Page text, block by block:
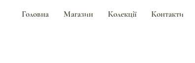
Головна Магазин Колекції Контакти